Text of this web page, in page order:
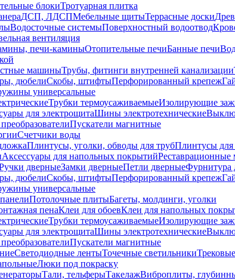
блокиТротуарная плитка
ДСП, ЛДСПМебельные щитыТеррасные доски
Водосточные системыПоверхностный водоотвод
вентиляция
печи-каминыОтопительные печиБанные печи
машиныТрубы, фитинги внутренней канализации
дюбелиСкобы, штифтыПерфорированный крепеж
универсальные
Трубки термоусаживаемыеИзолирующие
для электрощитаШины электротехнические
Пускатели магнитные
Счетчики воды
Плинтусы, уголки, обводы для трубПлинтусы для
Аксессуары для напольных покрытийРеставрационные
дверныеЗамки дверныеПетли дверныеФурнитура
дюбелиСкобы, штифтыПерфорированный крепеж
универсальные
Потолочные плитыБагеты, молдинги, уголки
пенаКлеи для обоевКлеи для напольных
Трубки термоусаживаемыеИзолирующие
для электрощитаШины электротехнические
Пускатели магнитные
Светодиодные лентыТочечные светильники
Люки под покраску
Тали, тельферыТакелажВиброплиты,